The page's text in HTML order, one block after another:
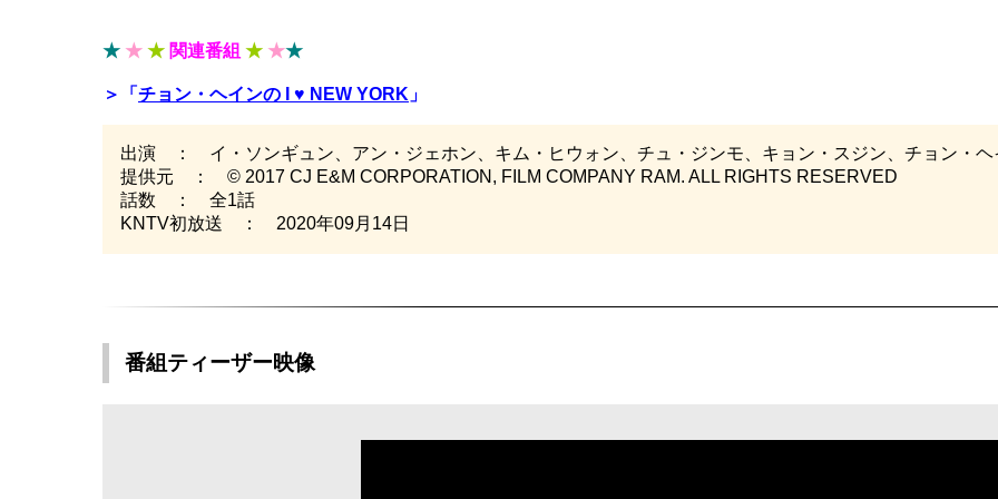
★ ★ ★ 関連番組 ★ ★★
＞「 チョン・ヘインの I ♥ NEW YORK 」
出演 ： イ・ソンギュン、アン・ジェホン、キム・ヒウォン、チュ・ジンモ、キョン・スジン、チョン・ヘ
提供元 ： © 2017 CJ E&M CORPORATION, FILM COMPANY RAM. ALL RIGHTS RESERVED
話数 ： 全1話
KNTV初放送 ： 2020年09月14日
番組ティーザー映像